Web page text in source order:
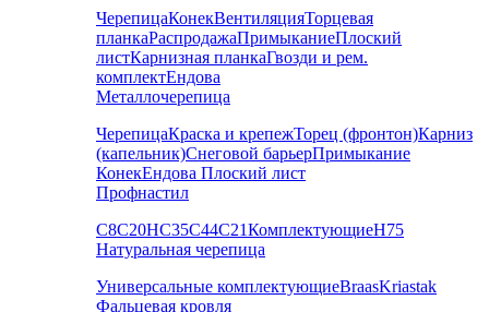
ЧерепицаКонекВентиляцияТорцевая
планкаРаспродажаПримыканиеПлоский
листКарнизная планкаГвозди и рем.
комплектЕндова
Металлочерепица
ЧерепицаКраска и крепежТорец (фронтон)Карниз
(капельник)Снеговой барьерПримыкание
КонекЕндова Плоский лист
Профнастил
С8С20НС35С44С21КомплектующиеН75
Натуральная черепица
Универсальные комплектующиеBraasKriastak
Фальцевая кровля